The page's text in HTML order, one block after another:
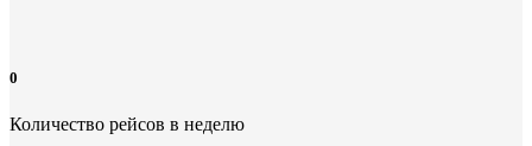
0
Количество рейсов в неделю